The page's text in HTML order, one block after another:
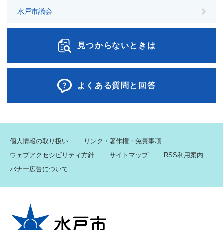
水戸市議会
見つからないときは
よくある質問と回答
個人情報の取り扱い
リンク・著作権・免責事項
ウェブアクセシビリティ方針
サイトマップ
RSS利用案内
バナー広告について